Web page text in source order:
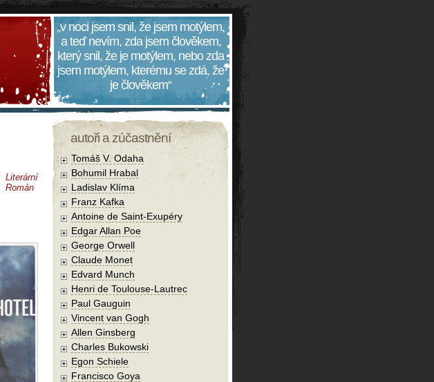
„v noci jsem snil, že jsem motýlem,
a teď nevím, zda jsem člověkem,
který snil, že je motýlem, nebo zda
jsem motýlem, kterému se zdá, že
je člověkem“
Literární
Román
autoři a zúčastnění
Tomáš V. Odaha
Bohumil Hrabal
Ladislav Klíma
Franz Kafka
Antoine de Saint-Exupéry
Edgar Allan Poe
George Orwell
Claude Monet
Edvard Munch
Henri de Toulouse-Lautrec
Paul Gauguin
Vincent van Gogh
Allen Ginsberg
Charles Bukowski
Egon Schiele
Francisco Goya